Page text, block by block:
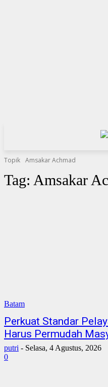
Topik Amsakar Achmad
Tag: Amsakar
Batam
Perkuat Standar
Harus Permudah
putri - Selasa, 4 Agustus, 2026
0